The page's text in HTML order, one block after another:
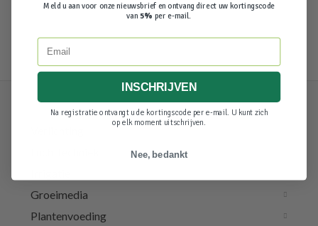
Groeimedia
Plantenvoeding
Meld u aan voor onze nieuwsbrief en ontvang direct uw kortingscode
van 5% per e-mail.
Email
INSCHRIJVEN
Na registratie ontvangt u de kortingscode per e-mail. U kunt zich
op elk moment uitschrijven.
Nee, bedankt